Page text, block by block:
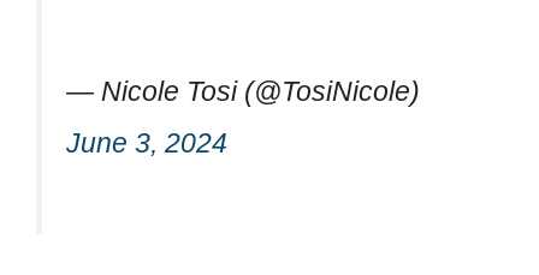
— Nicole Tosi (@TosiNicole)
June 3, 2024